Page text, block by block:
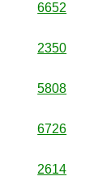
6652
2350
5808
6726
2614